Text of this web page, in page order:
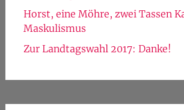
Horst, eine Möhre, zwei Tassen
Maskulismus
Zur Landtagswahl 2017: Danke!